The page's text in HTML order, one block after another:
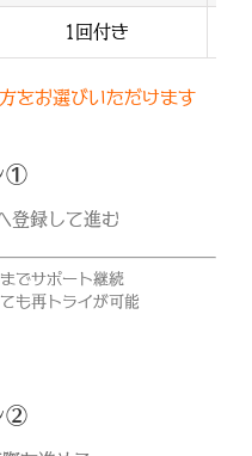
1回付き
をお選びいただけます
①
登録して進む
でサポート継続
も再トライが可能
②